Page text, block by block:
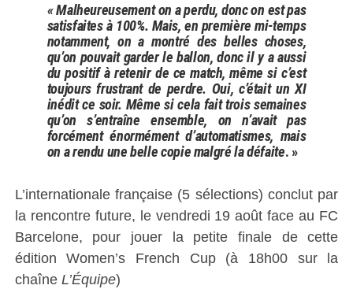
« Malheureusement on a perdu, donc on est pas
satisfaites à 100%. Mais, en première mi-temps
notamment, on a montré des belles choses,
qu’on pouvait garder le ballon, donc il y a aussi
du positif à retenir de ce match, même si c’est
toujours frustrant de perdre. Oui, c’était un XI
inédit ce soir. Même si cela fait trois semaines
qu’on s’entraîne ensemble, on n’avait pas
forcément énormément d’automatismes, mais
on a rendu une belle copie malgré la défaite. »
L’internationale française (5 sélections) conclut par
la rencontre future, le vendredi 19 août face au FC
Barcelone, pour jouer la petite finale de cette
édition Women’s French Cup (à 18h00 sur la
chaîne L’Équipe)